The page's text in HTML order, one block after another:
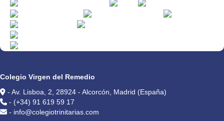
Colegio Virgen del Remedio
- Av. Lisboa, 2, 28924 - Alcorcón, Madrid (España)
- (+34) 91 619 59 17
- info@colegiotrinitarias.com